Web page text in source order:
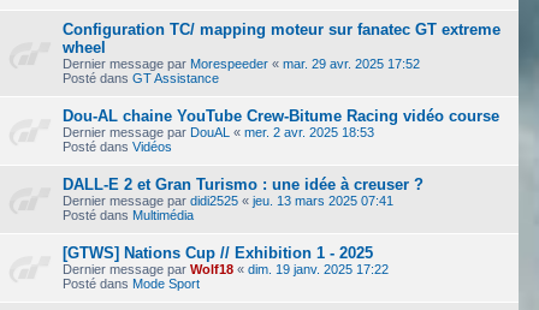
Configuration TC/ mapping moteur sur fanatec GT extreme
wheel
Dernier message par Morespeeder « mar. 29 avr. 2025 17:52
Posté dans GT Assistance
Dou-AL chaine YouTube Crew-Bitume Racing vidéo course
Dernier message par DouAL « mer. 2 avr. 2025 18:53
Posté dans Vidéos
DALL-E 2 et Gran Turismo : une idée à creuser ?
Dernier message par didi2525 « jeu. 13 mars 2025 07:41
Posté dans Multimédia
[GTWS] Nations Cup // Exhibition 1 - 2025
Dernier message par Wolf18 « dim. 19 janv. 2025 17:22
Posté dans Mode Sport